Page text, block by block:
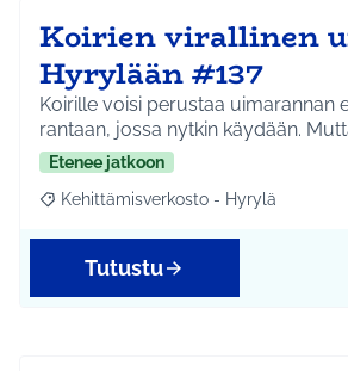
Koirien virallinen
Hyrylään #137
Koirille voisi perustaa uimarannan
Etenee jatkoon
Rajaa tulokset aihepiirin mukaan:
Kehittämisverkosto - Hyrylä
Tutustu